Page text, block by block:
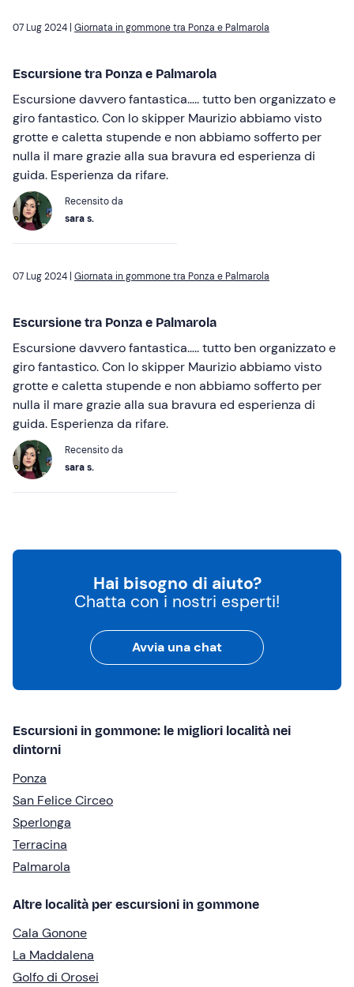
07 Lug 2024 | Giornata in gommone tra Ponza e Palmarola
Escursione tra Ponza e Palmarola
Escursione davvero fantastica….. tutto ben organizzato e
giro fantastico. Con lo skipper Maurizio abbiamo visto
grotte e caletta stupende e non abbiamo sofferto per
nulla il mare grazie alla sua bravura ed esperienza di
guida. Esperienza da rifare.
Recensito da
sara s.
07 Lug 2024 | Giornata in gommone tra Ponza e Palmarola
Escursione tra Ponza e Palmarola
Escursione davvero fantastica….. tutto ben organizzato e
giro fantastico. Con lo skipper Maurizio abbiamo visto
grotte e caletta stupende e non abbiamo sofferto per
nulla il mare grazie alla sua bravura ed esperienza di
guida. Esperienza da rifare.
Recensito da
sara s.
Hai bisogno di aiuto?
Chatta con i nostri esperti!
Avvia una chat
Escursioni in gommone: le migliori località nei
dintorni
Ponza
San Felice Circeo
Sperlonga
Terracina
Palmarola
Altre località per escursioni in gommone
Cala Gonone
La Maddalena
Golfo di Orosei